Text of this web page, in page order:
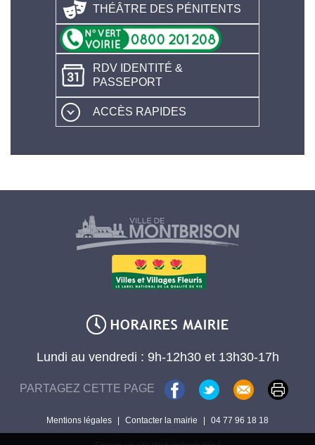
THÉÂTRE DES PÉNITENTS
RDV IDENTITÉ &
PASSEPORT
ACCÈS RAPIDES
Lundi au vendredi : 9h-12h30 et 13h30-17h
PARTAGEZ CETTE PAGE
Mentions légales | Contacter la mairie | 04 77 96 18 18